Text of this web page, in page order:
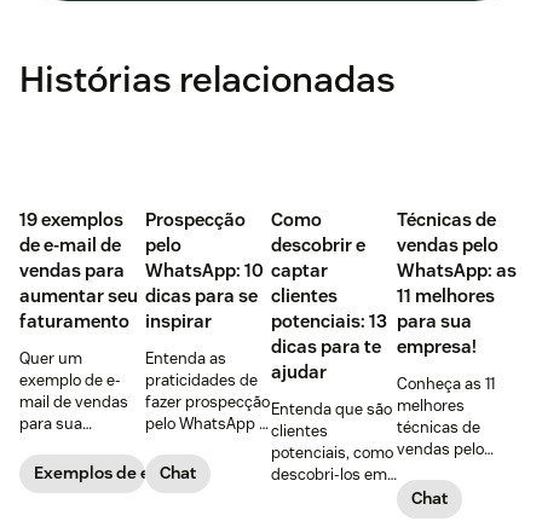
Histórias relacionadas
‌19 exemplos
de e-mail de
vendas para
aumentar seu
faturamento
Quer um
exemplo de e-
mail de vendas
para sua
Confira 19
opções, incluindo
Exemplos de e-mails de vendas
Prospecção
pelo
WhatsApp: 10
dicas para se
inspirar
Entenda as
praticidades de
fazer prospecção
pelo WhatsApp +
PRÁTICAS para
começar agora
Chat
Como
descobrir e
captar
clientes
potenciais: 13
dicas para te
ajudar
Entenda que são
clientes
potenciais, como
descobri-los em
Técnicas de
vendas pelo
WhatsApp: as
11 melhores
para sua
empresa!
Conheça as 11
melhores
técnicas de
vendas pelo
vantagens de
usar a
Chat